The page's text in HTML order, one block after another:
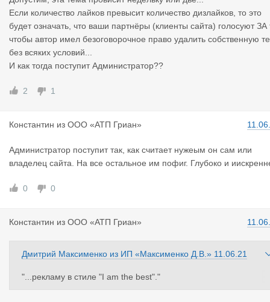
Если количество лайков превысит количество дизлайков, то это
будет означать, что ваши партнёры (клиенты сайта) голосуют ЗА
чтобы автор имел безоговорочное право удалить собственную
без всяких условий...
И как тогда поступит Администратор??
2 1
Константин из ООО «АТП Гриан»
Администратор поступит так, как считает нужеым он сам или
владелец сайта. На все остальное им пофиг. Глубоко и
0 0
Константин из ООО «АТП Гриан»
Дмитрий Максименко из ИП «Максименко Д.В.» 11.06.21
"...рекламу в стиле "I am the best"."